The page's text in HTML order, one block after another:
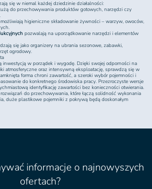
się w niemal każdej dziedzinie działalności:
do przechowywania produktów gotowych, narzędzi czy
higieniczne składowanie żywności – warzyw, owoców,
pozwalają na uporządkowanie narzędzi i elementów
się jako organizery na ubrania sezonowe, zabawki,
ogrodowy.
inwestycją w porządek i wygodę. Dzięki swojej odporności na
atmosferyczne oraz intensywną eksploatację, sprawdzą się w
forma chroni zawartość, a szeroki wybór pojemności i
do konkretnego środowiska pracy. Przezroczyste wersje
identyfikację zawartości bez konieczności otwierania.
do przechowywania, które łączą solidność wykonania
duże plastikowe pojemniki z pokrywą będą doskonałym
informacje o najnowyszych
ofertach?